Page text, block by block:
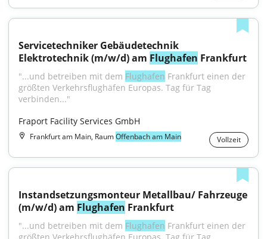
Servicetechniker Gebäudetechnik
Elektrotechnik (m/w/d) am Flughafen Frankfurt
"...und betreiben mit dem Flughafen Frankfurt einen der
größten Verkehrsflughäfen Europas. Tag für Tag
verbinden..."
Fraport Facility Services GmbH
Frankfurt am Main, RaumOffenbach am Main Vollzeit
Instandsetzungsmonteur Metallbau/ Fahrzeuge
(m/w/d) am Flughafen Frankfurt
"...und betreiben mit dem Flughafen Frankfurt einen der